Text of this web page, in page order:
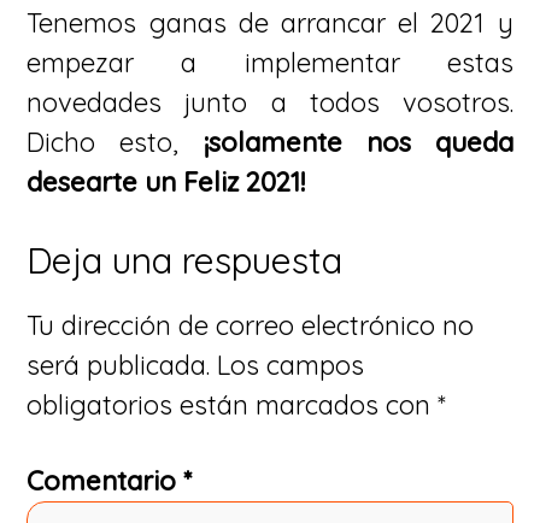
Tenemos ganas de arrancar el 2021 y
empezar a implementar estas
novedades junto a todos vosotros.
Dicho esto, ¡solamente nos queda
desearte un Feliz 2021!
Interacciones
con
los
lectores
Deja una respuesta
Tu dirección de correo electrónico no
será publicada. Los campos
obligatorios están marcados con*
Comentario*